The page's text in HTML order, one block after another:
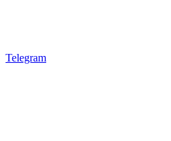
Telegram